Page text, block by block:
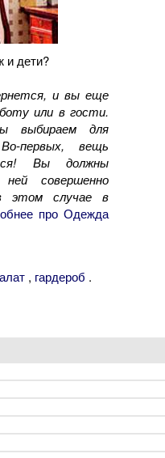
и дети?
и вы еще
или в гости.
выбираем для
первых, вещь
Вы должны
совершенно
этом случае в
про Одежда
, гардероб .